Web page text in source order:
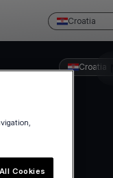
Croatia
Croatia
Prijavi problem
Cookies